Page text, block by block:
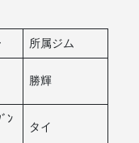
所属ジム
勝輝
ﾝ
タイ